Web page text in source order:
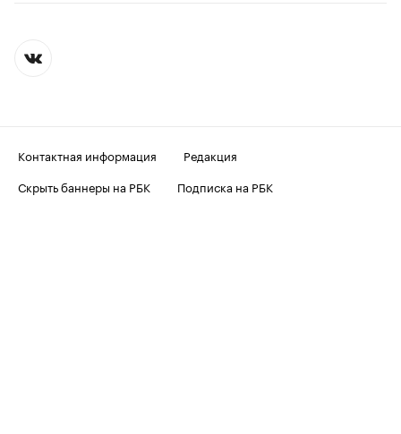
Контактная информация
Редакция
Скрыть баннеры на РБК
Подписка на РБК